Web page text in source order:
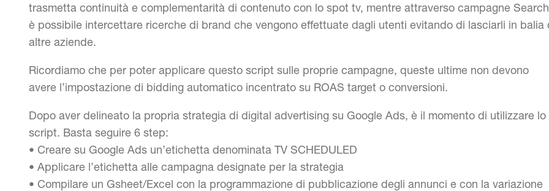
trasmetta continuità e complementarità di contenuto con lo spot tv, mentre attraverso campagne Search
è possibile intercettare ricerche di brand che vengono effettuate dagli utenti evitando di lasciarli in balia
altre aziende.
Ricordiamo che per poter applicare questo script sulle proprie campagne, queste ultime non devono
avere l’impostazione di bidding automatico incentrato su ROAS target o conversioni.
Dopo aver delineato la propria strategia di digital advertising su Google Ads, è il momento di utilizzare lo
script. Basta seguire 6 step:
• Creare su Google Ads un’etichetta denominata TV SCHEDULED
• Applicare l’etichetta alle campagna designate per la strategia
• Compilare un Gsheet/Excel con la programmazione di pubblicazione degli annunci e con la variazione